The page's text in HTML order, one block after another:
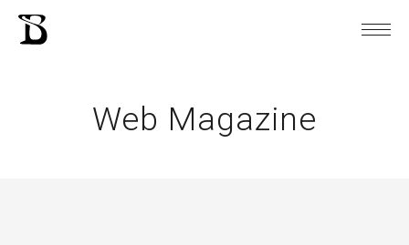
Web Magazine